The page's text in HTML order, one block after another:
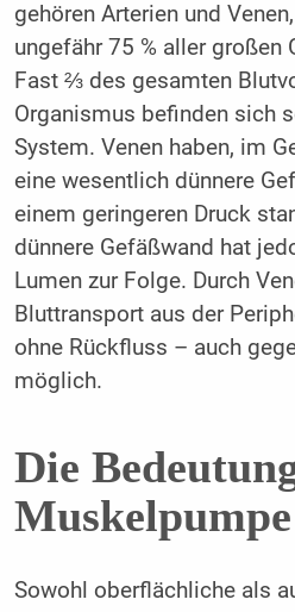
gehören Arterien und
ungefähr 75 % aller großen
Fast ⅔ des gesamten
Organismus befinden sich
System. Venen haben, im
eine wesentlich dünnere
einem geringeren Druck
dünnere Gefäßwand hat
Lumen zur Folge. Durch
Bluttransport aus der
ohne Rückfluss – auch
möglich.
Die
Muskelpumpe
Sowohl oberflächliche als